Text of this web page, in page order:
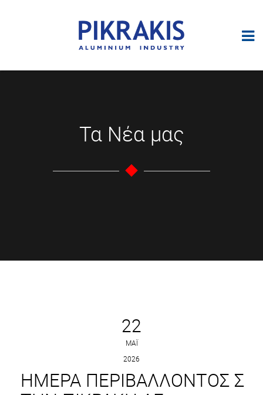
Τα Νέα μας
22
ΜΆΙ
2026
ΗΜΕΡΑ ΠΕΡΙΒΑΛΛΟΝΤΟΣ Σ